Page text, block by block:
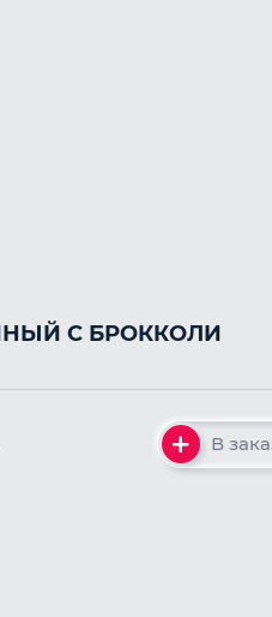
С БРОККОЛИ
В